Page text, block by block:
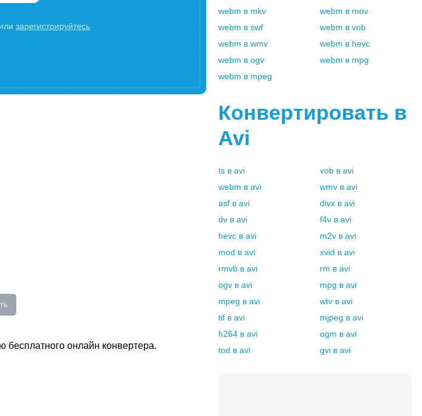
зарегистрируйтесь
онлайн конвертера.
webm в mkv webm в mov
webm в swf webm в vob
webm в wmv webm в hevc
webm в ogv webm в mpg
webm в mpeg
Конвертировать в
Avi
ts в avi vob в avi
webm в avi wmv в avi
asf в avi divx в avi
dv в avi f4v в avi
hevc в avi m2v в avi
mod в avi xvid в avi
rmvb в avi rm в avi
ogv в avi mpg в avi
mpeg в avi wtv в avi
tif в avi mjpeg в avi
h264 в avi ogm в avi
tod в avi gvi в avi